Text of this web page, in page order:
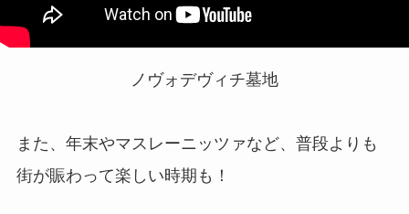
ノヴォデヴィチ墓地
また、年末やマスレーニッツァなど、普段よりも
街が賑わって楽しい時期も！